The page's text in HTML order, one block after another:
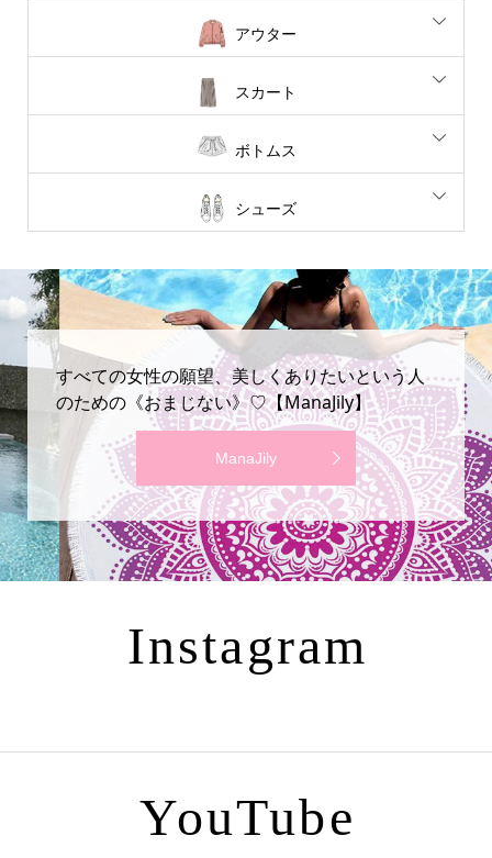
アウター
スカート
ボトムス
シューズ
すべての女性の願望、美しくありたいという人
のための《おまじない》♡【ManaJily】
ManaJily
Instagram
YouTube